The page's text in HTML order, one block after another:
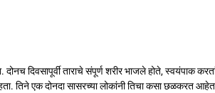
दिवसापूर्वी ताराचे संपूर्ण शरीर भाजले होते, स्वयंपाक
तिने एक दोनदा सासरच्या लोकांनी तिचा कसा छळकरत